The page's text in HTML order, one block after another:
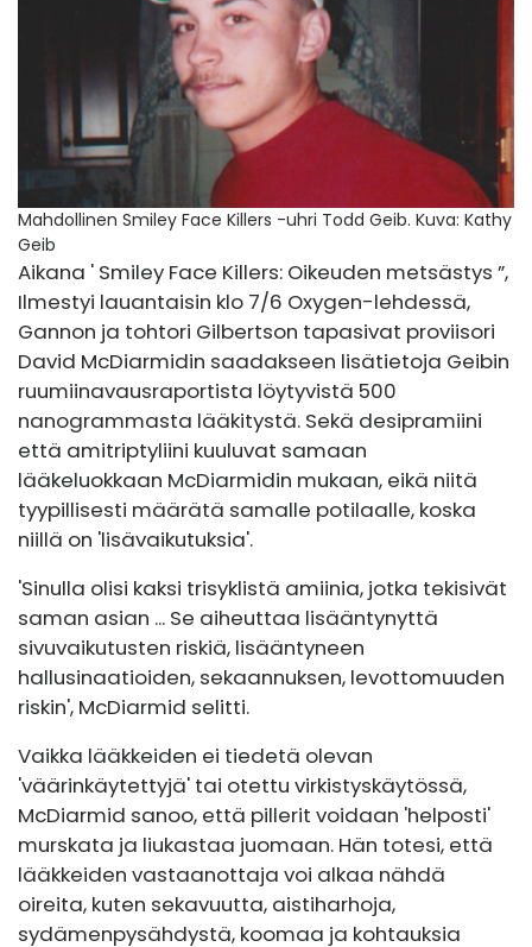
Mahdollinen Smiley Face Killers -uhri Todd Geib. Kuva: Kathy
Geib
Aikana ' Smiley Face Killers: Oikeuden metsästys ”,
Ilmestyi lauantaisin klo 7/6 Oxygen-lehdessä,
Gannon ja tohtori Gilbertson tapasivat proviisori
David McDiarmidin saadakseen lisätietoja Geibin
ruumiinavausraportista löytyvistä 500
nanogrammasta lääkitystä. Sekä desipramiini
että amitriptyliini kuuluvat samaan
lääkeluokkaan McDiarmidin mukaan, eikä niitä
tyypillisesti määrätä samalle potilaalle, koska
niillä on 'lisävaikutuksia'.
'Sinulla olisi kaksi trisyklistä amiinia, jotka tekisivät
saman asian ... Se aiheuttaa lisääntynyttä
sivuvaikutusten riskiä, ​​lisääntyneen
hallusinaatioiden, sekaannuksen, levottomuuden
riskin', McDiarmid selitti.
Vaikka lääkkeiden ei tiedetä olevan
'väärinkäytettyjä' tai otettu virkistyskäytössä,
McDiarmid sanoo, että pillerit voidaan 'helposti'
murskata ja liukastaa juomaan. Hän totesi, että
lääkkeiden vastaanottaja voi alkaa nähdä
oireita, kuten sekavuutta, aistiharhoja,
sydämenpysähdystä, koomaa ja kohtauksia